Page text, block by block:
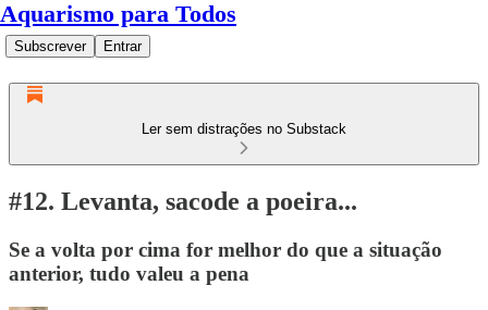
Aquarismo para Todos
Subscrever Entrar
Ler sem distrações no Substack
#12. Levanta, sacode a poeira...
Se a volta por cima for melhor do que a situação
anterior, tudo valeu a pena